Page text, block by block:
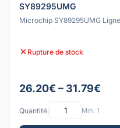
SY89295UMG
Microchip SY89295UMG
Rupture de stock
26.20€ – 31.79€
Quantité: Min: 1